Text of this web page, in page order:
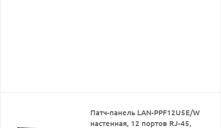
Патч-панель LAN-PPF12U5E/W
настенная, 12 портов RJ-45,